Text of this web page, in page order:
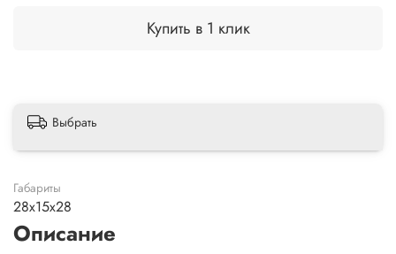
Купить в 1 клик
Выбрать
Габариты
28x15x28
Описание